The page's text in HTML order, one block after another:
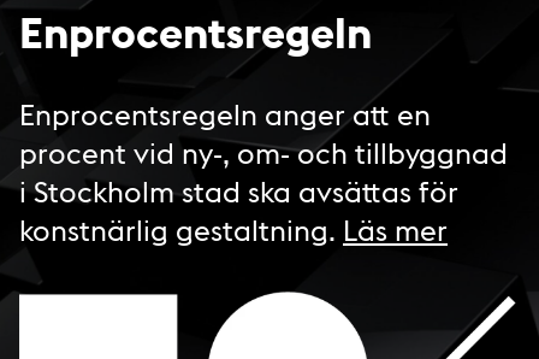
Enprocentsregeln
Enprocentsregeln anger att en
procent vid ny-, om- och tillbyggnad
i Stockholm stad ska avsättas för
konstnärlig gestaltning. Läs mer